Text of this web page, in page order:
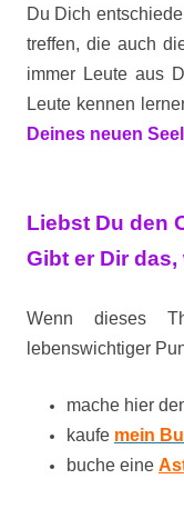
Du Dich
treffen, die auch
immer Leute aus
Leute kennen
Deines neuen
Liebst Du den
Gibt er Dir
Wenn dieses
lebenswichtiger
mache hier
kaufe mein
buche eine